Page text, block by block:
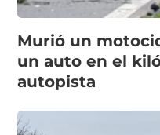
Murió un
un auto en el
autopista